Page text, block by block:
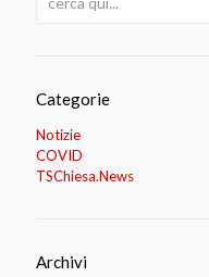
Categorie
Notizie
COVID
TSChiesa.News
Archivi